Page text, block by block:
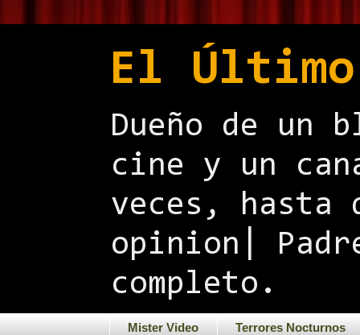
El
Dueño de un
cine y un
veces, hasta
opinion|
completo.
Mister Video Terrores Nocturnos